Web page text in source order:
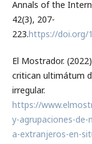
Annals of the
42(3), 207-
223.https://doi.org/
El Mostrador.
critican ultimátum
irregular.
https://
y-agrupaciones-
a-extranjeros-en-